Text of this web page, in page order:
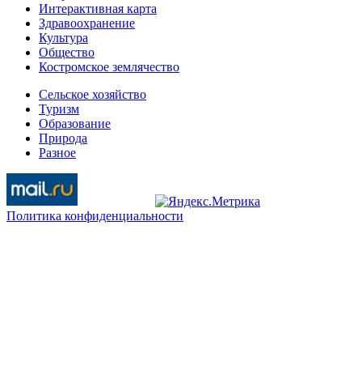
Интерактивная карта
Здравоохранение
Культура
Общество
Костромское землячество
Сельское хозяйство
Туризм
Образование
Природа
Разное
Политика конфиденциальности